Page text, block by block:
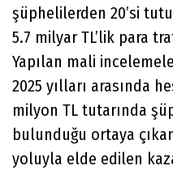
şüphelilerden 20’si
5.7 milyar TL’lik para
Yapılan mali
2025 yılları arasında
milyon TL tutarında
bulunduğu ortaya
yoluyla elde edilen